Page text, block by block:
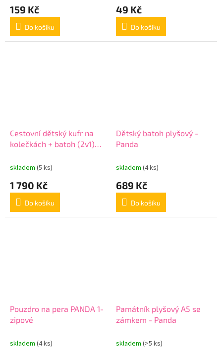
159 Kč
Do košíku
49 Kč
Do košíku
Cestovní dětský kufr na
kolečkách + batoh (2v1)
skladem (5 ks)
1 790 Kč
Do košíku
Dětský batoh plyšový -
Panda
skladem (4 ks)
689 Kč
Do košíku
Pouzdro na pera PANDA 1-
zipové
skladem (4 ks)
Památník plyšový A5 se
zámkem - Panda
skladem (>5 ks)